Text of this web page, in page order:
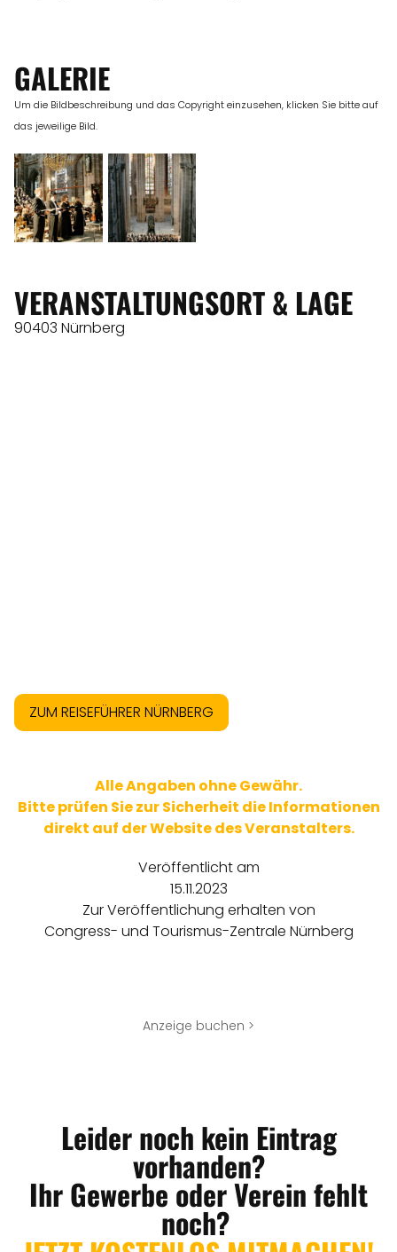
GALERIE
Um die Bildbeschreibung und das Copyright einzusehen, klicken Sie bitte auf
das jeweilige Bild.
VERANSTALTUNGSORT & LAGE
90403 Nürnberg
ZUM REISEFÜHRER NÜRNBERG
Alle Angaben ohne Gewähr.
Bitte prüfen Sie zur Sicherheit die Informationen
direkt auf der Website des Veranstalters.
Veröffentlicht am
15.11.2023
Zur Veröffentlichung erhalten von
Congress- und Tourismus-Zentrale Nürnberg
Anzeige buchen >
Leider noch kein Eintrag
vorhanden?
Ihr Gewerbe oder Verein fehlt
noch?